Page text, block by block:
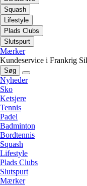
Squash
Lifestyle
Plads Clubs
Slutspurt
Mærker
Kundeservice i Frankrig
Søg
Nyheder
Sko
Ketsjere
Tennis
Padel
Badminton
Bordtennis
Squash
Lifestyle
Plads Clubs
Slutspurt
Mærker